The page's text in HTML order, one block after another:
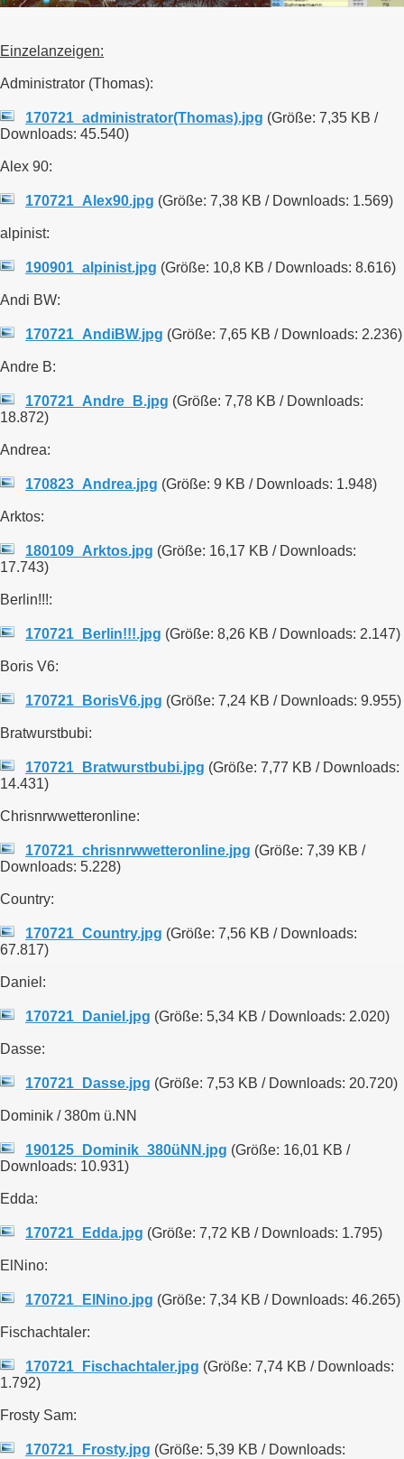
Einzelanzeigen:
Administrator (Thomas):
170721_administrator(Thomas).jpg (Größe: 7,35 KB /
Downloads: 45.540)
Alex 90:
170721_Alex90.jpg (Größe: 7,38 KB / Downloads: 1.569)
alpinist:
190901_alpinist.jpg (Größe: 10,8 KB / Downloads: 8.616)
Andi BW:
170721_AndiBW.jpg (Größe: 7,65 KB / Downloads: 2.236)
Andre B:
170721_Andre_B.jpg (Größe: 7,78 KB / Downloads:
18.872)
Andrea:
170823_Andrea.jpg (Größe: 9 KB / Downloads: 1.948)
Arktos:
180109_Arktos.jpg (Größe: 16,17 KB / Downloads:
17.743)
Berlin!!!:
170721_Berlin!!!.jpg (Größe: 8,26 KB / Downloads: 2.147)
Boris V6:
170721_BorisV6.jpg (Größe: 7,24 KB / Downloads: 9.955)
Bratwurstbubi:
170721_Bratwurstbubi.jpg (Größe: 7,77 KB / Downloads:
14.431)
Chrisnrwwetteronline:
170721_chrisnrwwetteronline.jpg (Größe: 7,39 KB /
Downloads: 5.228)
Country:
170721_Country.jpg (Größe: 7,56 KB / Downloads:
67.817)
Daniel:
170721_Daniel.jpg (Größe: 5,34 KB / Downloads: 2.020)
Dasse:
170721_Dasse.jpg (Größe: 7,53 KB / Downloads: 20.720)
Dominik / 380m ü.NN
190125_Dominik_380üNN.jpg (Größe: 16,01 KB /
Downloads: 10.931)
Edda:
170721_Edda.jpg (Größe: 7,72 KB / Downloads: 1.795)
ElNino:
170721_ElNino.jpg (Größe: 7,34 KB / Downloads: 46.265)
Fischachtaler:
170721_Fischachtaler.jpg (Größe: 7,74 KB / Downloads:
1.792)
Frosty Sam:
170721_Frosty.jpg (Größe: 5,39 KB / Downloads: